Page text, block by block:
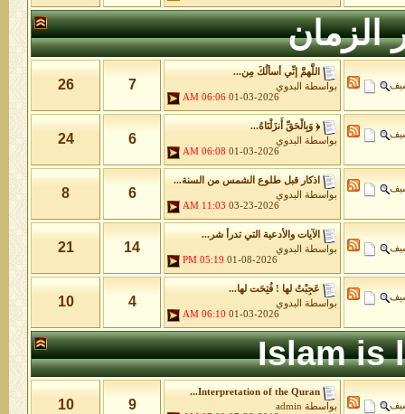
الزمان
اللَّهمَّ إنِّي أسألُكَ مِن...
بواسطة
البدوي
01-03-2026
06:06 AM
7
26
﴿ وَبِالْحَقِّ أَنزَلْنَاهُ...
بواسطة
البدوي
01-03-2026
06:08 AM
6
24
اذكار قبل طلوع الشمس من السنة...
بواسطة
البدوي
03-23-2026
11:03 AM
6
8
الآيات والأدعية التي تدرأ شر...
بواسطة
البدوي
01-08-2026
05:19 PM
14
21
عَجِبْتُ لها ! فُتِحَت لها...
بواسطة
البدوي
01-03-2026
06:10 AM
4
10
Islam is
Interpretation of the Quran...
بواسطة admin
9
10